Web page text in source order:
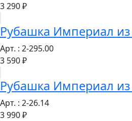
3 290 ₽
Рубашка Империал
Арт. : 2-295.00
3 590 ₽
Рубашка Империал из
Арт. : 2-26.14
3 990 ₽